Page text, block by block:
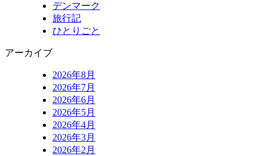
デンマーク
旅行記
ひとりごと
アーカイブ
2026年8月
2026年7月
2026年6月
2026年5月
2026年4月
2026年3月
2026年2月